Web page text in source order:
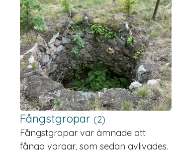
Fångstgropar (2)
Fångstgropar var ämnade att
fånga vargar, som sedan avlivades.